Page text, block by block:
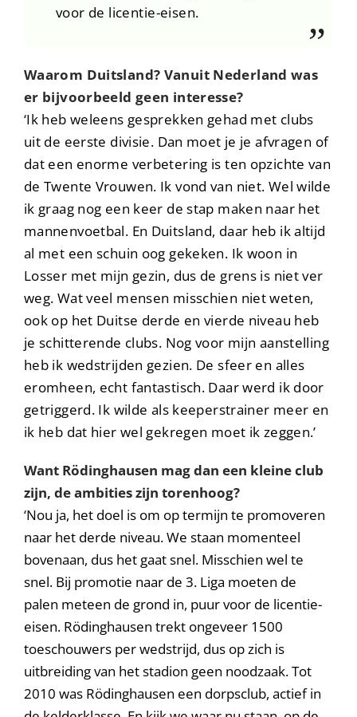
voor de licentie-eisen.
Waarom Duitsland? Vanuit Nederland was
er bijvoorbeeld geen interesse?
‘Ik heb weleens gesprekken gehad met clubs
uit de eerste divisie. Dan moet je je afvragen of
dat een enorme verbetering is ten opzichte van
de Twente Vrouwen. Ik vond van niet. Wel wilde
ik graag nog een keer de stap maken naar het
mannenvoetbal. En Duitsland, daar heb ik altijd
al met een schuin oog gekeken. Ik woon in
Losser met mijn gezin, dus de grens is niet ver
weg. Wat veel mensen misschien niet weten,
ook op het Duitse derde en vierde niveau heb
je schitterende clubs. Nog voor mijn aanstelling
heb ik wedstrijden gezien. De sfeer en alles
eromheen, echt fantastisch. Daar werd ik door
getriggerd. Ik wilde als keeperstrainer meer en
ik heb dat hier wel gekregen moet ik zeggen.’
Want Rödinghausen mag dan een kleine club
zijn, de ambities zijn torenhoog?
‘Nou ja, het doel is om op termijn te promoveren
naar het derde niveau. We staan momenteel
bovenaan, dus het gaat snel. Misschien wel te
snel. Bij promotie naar de 3. Liga moeten de
palen meteen de grond in, puur voor de licentie-
eisen. Rödinghausen trekt ongeveer 1500
toeschouwers per wedstrijd, dus op zich is
uitbreiding van het stadion geen noodzaak. Tot
2010 was Rödinghausen een dorpsclub, actief in